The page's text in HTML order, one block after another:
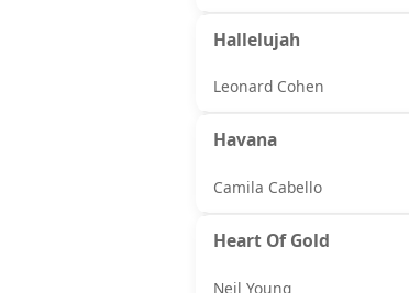
Hallelujah
Leonard Cohen
Havana
Camila Cabello
Heart Of Gold
Neil Young